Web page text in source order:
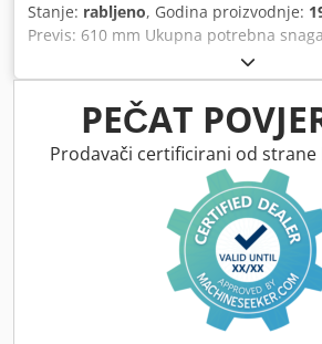
Stanje: rabljeno, Godina proizvodnje:
Previs: 610 mm Ukupna potrebna
stroja: cca 1700 kg Dcsdpfx Aieyv
650 x 1700 mm
PEČAT
Prodavači certificirani od strane